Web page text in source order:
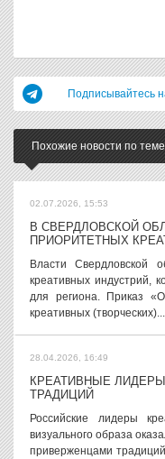
Подписывайтесь
Похожие новости по теме
02.07.2026, 15:53
В СВЕРДЛОВСКОЙ
ПРИОРИТЕТНЫХ
Власти Свердловской
креативных индустрий,
для региона. Приказ
креативных (творческих)...
28.04.2026, 16:49
КРЕАТИВНЫЕ
ТРАДИЦИЙ
Российские лидеры
визуального образа
приверженцами